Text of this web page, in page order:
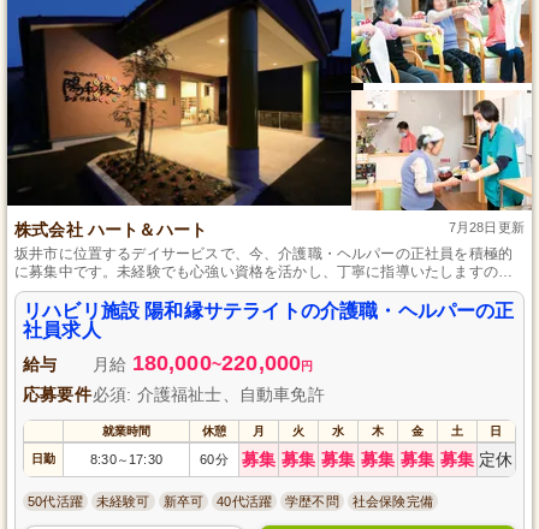
株式会社 ハート＆ハート 7月28日更新
坂井市に位置するデイサービスで、今、介護職・ヘルパーの正社員を積極的
に募集中です。未経験でも心強い資格を活かし、丁寧に指導いたしますので
安心してスタートできます。日曜・祝日が定休で年間休日数は110日と、プラ
イベートも大切にしながら働ける点が魅力です。最寄り駅から徒歩10分の好
立地で、ご利用者さまに寄り添ったきめ細やかなケアを提供しています。
リハビリ施設 陽和縁サテライトの介護職・ヘルパーの正
社員求人
給与 月給 180,000~220,000円
応募要件必須: 介護福祉士、自動車免許
就業時間 休憩 月 火 水 木 金 土 日
日勤 8:30～ 17:30 60分 募集 募集 募集 募集 募集 募集 定休
50代活躍 未経験可 新卒可 40代活躍 学歴不問 社会保険完備